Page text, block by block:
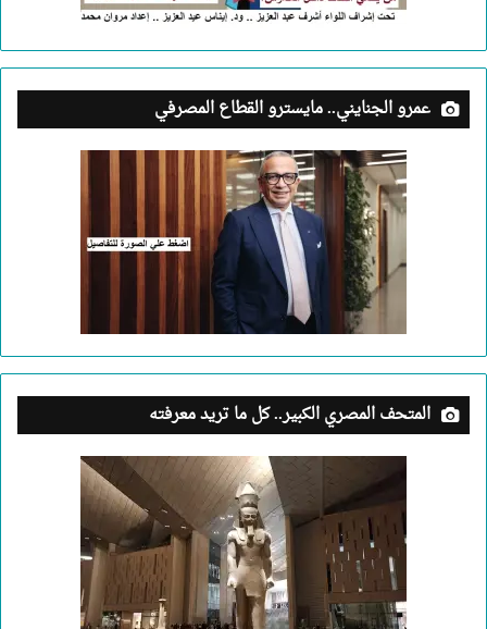
عمرو الجنايني.. مايسترو القطاع المصرفي
المتحف المصري الكبير.. كل ما تريد معرفته